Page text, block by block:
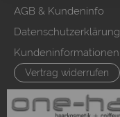
AGB & Kundeninfo
Datenschutzerklärung
Kundeninformationen
Vertrag widerrufen